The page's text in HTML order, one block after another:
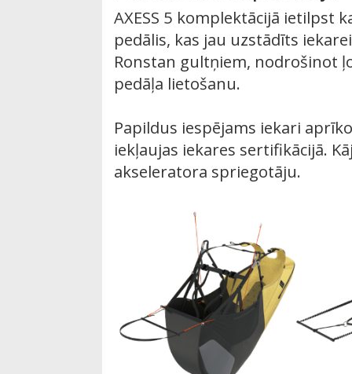
AXESS 5 komplektācijā ietilpst
pedālis, kas jau uzstādīts
Ronstan gultņiem, nodrošinot
pedāļa lietošanu.
Papildus iespējams iekari
iekļaujas iekares sertifikācijā.
akseleratora spriegotāju.